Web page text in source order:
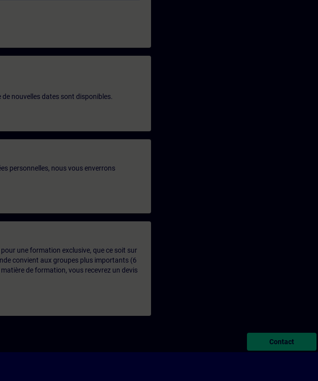
nouvelles dates sont disponibles.
personnelles, nous vous enverrons
une formation exclusive, que ce soit sur
convient aux groupes plus importants (6
de formation, vous recevrez un devis
Contact